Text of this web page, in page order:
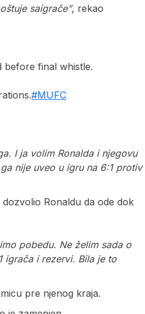
saigrače”, rekao
before final whistle.
#MUFC
I ja volim Ronalda i njegovu
nije uveo u igru na 6:1 protiv
Ronaldu da ode dok
pobedu. Ne želim sada o
igrača i rezervi. Bila je to
pre njenog kraja.